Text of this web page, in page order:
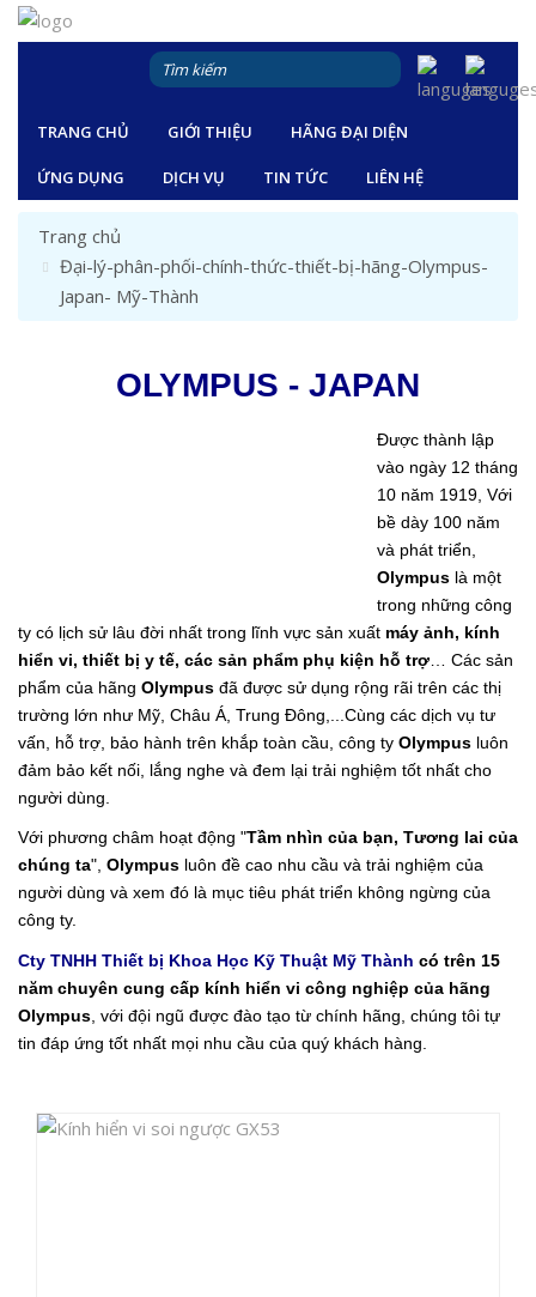
TRANG CHỦ GIỚI THIỆU HÃNG ĐẠI DIỆN
ỨNG DỤNG DỊCH VỤ TIN TỨC LIÊN HỆ
Trang chủ
Đại-lý-phân-phối-chính-thức-thiết-bị-hãng-Olympus-
Japan- Mỹ-Thành
OLYMPUS - JAPAN
Được thành lập
vào ngày 12 tháng
10 năm 1919, Với
bề dày 100 năm
và phát triển,
Olympus là một
trong những công
ty có lịch sử lâu đời nhất trong lĩnh vực sản xuất máy ảnh, kính
hiển vi, thiết bị y tế, các sản phẩm phụ kiện hỗ trợ … Các sản
phẩm của hãng Olympus đã được sử dụng rộng rãi trên các thị
trường lớn như Mỹ, Châu Á, Trung Đông,...Cùng các dịch vụ tư
vấn, hỗ trợ, bảo hành trên khắp toàn cầu, công ty Olympus luôn
đảm bảo kết nối, lắng nghe và đem lại trải nghiệm tốt nhất cho
người dùng.
Với phương châm hoạt động "Tầm nhìn của bạn, Tương lai của
chúng ta", Olympus luôn đề cao nhu cầu và trải nghiệm của
người dùng và xem đó là mục tiêu phát triển không ngừng của
công ty.
Cty TNHH Thiết bị Khoa Học Kỹ Thuật Mỹ Thành có trên 15
năm chuyên cung cấp kính hiển vi công nghiệp của hãng
Olympus , với đội ngũ được đào tạo từ chính hãng, chúng tôi tự
tin đáp ứng tốt nhất mọi nhu cầu của quý khách hàng.